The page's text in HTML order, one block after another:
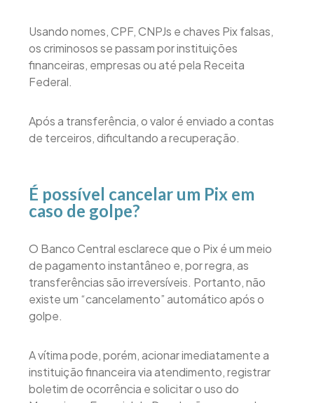
Usando nomes, CPF, CNPJs e chaves Pix falsas,
os criminosos se passam por instituições
financeiras, empresas ou até pela Receita
Federal.
Após a transferência, o valor é enviado a contas
de terceiros, dificultando a recuperação.
É possível cancelar um Pix em
caso de golpe?
O Banco Central esclarece que o Pix é um meio
de pagamento instantâneo e, por regra, as
transferências são irreversíveis. Portanto, não
existe um “cancelamento” automático após o
golpe.
A vítima pode, porém, acionar imediatamente a
instituição financeira via atendimento, registrar
boletim de ocorrência e solicitar o uso do